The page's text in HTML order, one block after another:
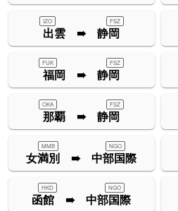
出雲 ➠ 静岡
IZO FSZ
福岡 ➠ 静岡
FUK FSZ
那覇 ➠ 静岡
OKA FSZ
女満別 ➠ 中部国際
MMB NGO
函館 ➠ 中部国際
HKD NGO